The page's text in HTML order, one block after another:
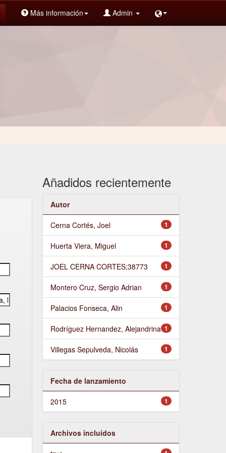
Más información Admin
Añadidos recientemente
Autor
1
Cerna Cortés, Joel
1
Huerta Viera, Miguel
1
JOEL CERNA CORTES;38773
1
Montero Cruz, Sergio Adrian
1
Palacios Fonseca, Alin
1
Rodríguez Hernandez, Alejandrina
1
Villegas Sepulveda, Nicolás
Fecha de lanzamiento
1
2015
Archivos incluidos